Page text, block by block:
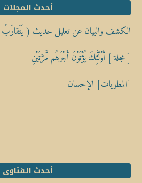
أحدث المجلات
الكشف والبيان عن تعليل حديث (
[ مجلة ] أُوْلَٰٓئِكَ يُؤْتَوْنَ أَجْرَهُم مَّرَّتَيْنِ
[المطويات] الإحسان
أحدث الفتاوى